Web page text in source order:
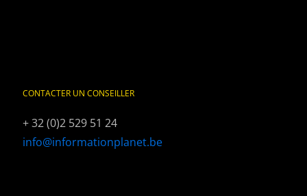
CONTACTER UN CONSEILLER
+ 32 (0)2 529 51 24
info@informationplanet.be